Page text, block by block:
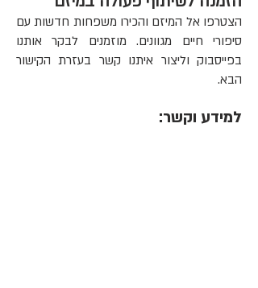
הצטרפו אל המיזם והכירו משפחות חדשות עם
סיפורי חיים מגוונים. מוזמנים לבקר אותנו
בפייסבוק וליצור איתנו קשר בעזרת הקישור
הבא.
למידע וקשר: